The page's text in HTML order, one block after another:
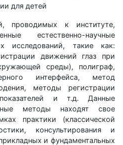
для детей
проводимых к институте,
естественно-научные
исследований, такие как:
движений глаз при
среды), полиграф,
интерфейса, метод
методы регистрации
показателей и т.д. Данные
методы находят свое
практики (классической
консультирования и
и фундаментальных